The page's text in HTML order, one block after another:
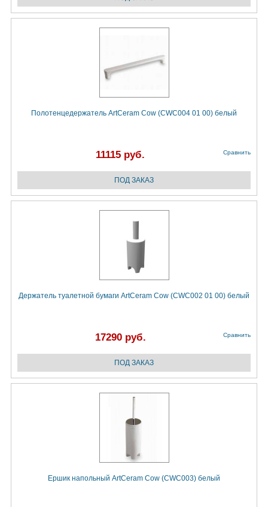
Полотенцедержатель ArtCeram Cow (CWC004 01 00) белый
11115 руб. Сравнить
Держатель туалетной бумаги ArtCeram Cow (CWC002 01 00) белый
17290 руб. Сравнить
Ершик напольный ArtCeram Cow (CWC003) белый